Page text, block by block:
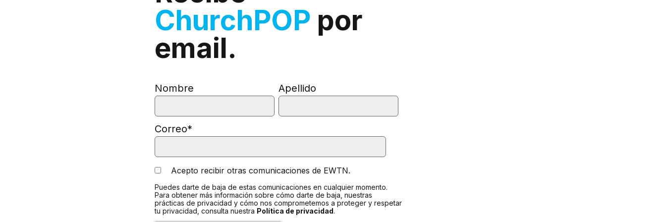
ChurchPOP por
email.
Nombre Apellido
Correo*
Acepto recibir otras comunicaciones de EWTN.
Puedes darte de baja de estas comunicaciones en cualquier momento.
Para obtener más información sobre cómo darte de baja, nuestras
prácticas de privacidad y cómo nos comprometemos a proteger y respetar
tu privacidad, consulta nuestra Política de privacidad.